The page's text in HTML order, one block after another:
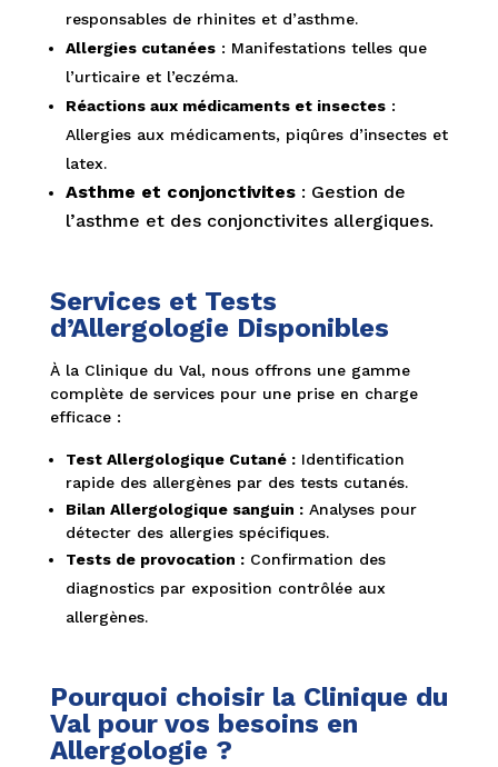
responsables de rhinites et d’asthme.
Allergies cutanées: Manifestations telles que
l’urticaire et l’eczéma.
Réactions aux médicaments et insectes:
Allergies aux médicaments, piqûres d’insectes et
latex.
Asthme et conjonctivites: Gestion de
l’asthme et des conjonctivites allergiques.
Services et Tests
d’Allergologie Disponibles
À la Clinique du Val, nous offrons une gamme
complète de services pour une prise en charge
efficace :
Test Allergologique Cutané :Identification
rapide des allergènes par des tests cutanés.
Bilan Allergologique sanguin :Analyses pour
détecter des allergies spécifiques.
Tests de provocation :Confirmation des
diagnostics par exposition contrôlée aux
allergènes.
Pourquoi choisir la Clinique du
Val pour vos besoins en
Allergologie ?